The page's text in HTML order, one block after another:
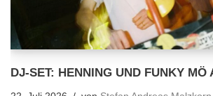
DJ-SET: HENNING UND FUNKY MÖ